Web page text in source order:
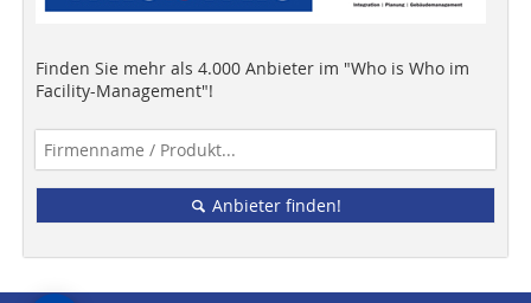
Finden Sie mehr als 4.000 Anbieter im "Who is Who im
Facility-Management"!
Anbieter finden!